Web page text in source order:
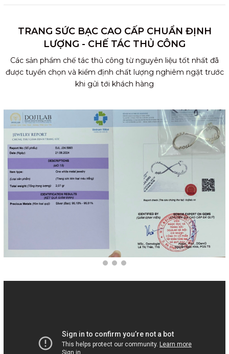
TRANG SỨC BẠC CAO CẤP CHUẨN ĐỊNH
LƯỢNG - CHẾ TÁC THỦ CÔNG
Các sản phẩm chế tác thủ công từ nguyên liệu tốt nhất đã
được tuyển chọn và kiểm định chất lượng nghiêm ngặt trước
khi gửi tới khách hàng